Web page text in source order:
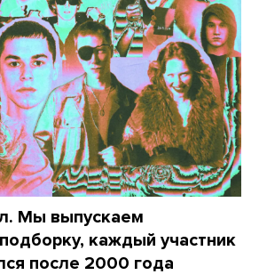
Мы выпускаем
каждый участник
после 2000 года